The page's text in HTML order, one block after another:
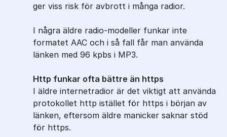
ger viss risk för avbrott i många radior.
I några äldre radio-modeller funkar inte
formatet AAC och i så fall får man använda
länken med 96 kpbs i MP3.
Http funkar ofta bättre än https
I äldre internetradior är det viktigt att använda
protokollet http istället för https i början av
länken, eftersom äldre manicker saknar stöd
för https.